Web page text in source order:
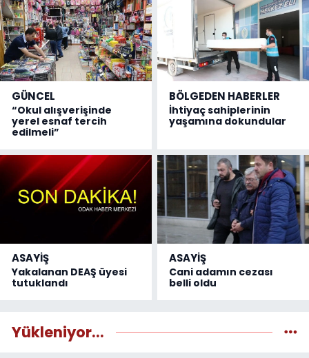
GÜNCEL
“Okul alışverişinde
yerel esnaf tercih
edilmeli”
BÖLGEDEN HABERLER
İhtiyaç sahiplerinin
yaşamına dokundular
ASAYİŞ
Yakalanan DEAŞ üyesi
tutuklandı
ASAYİŞ
Cani adamın cezası
belli oldu
Yükleniyor...